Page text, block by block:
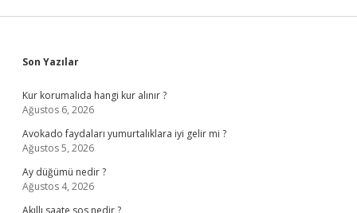
Sidebar
Son Yazılar
Kur korumalıda hangi kur alınır ?
Ağustos 6, 2026
Avokado faydaları yumurtalıklara iyi gelir mi ?
Ağustos 5, 2026
Ay düğümü nedir ?
Ağustos 4, 2026
Akıllı saate sos nedir ?